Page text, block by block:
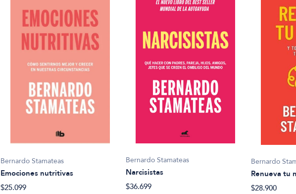
Bernardo Stamateas
Emociones nutritivas
$25.099
Bernardo Stamateas
Narcisistas
$36.699
Bernardo
Renueva tu
$28.900